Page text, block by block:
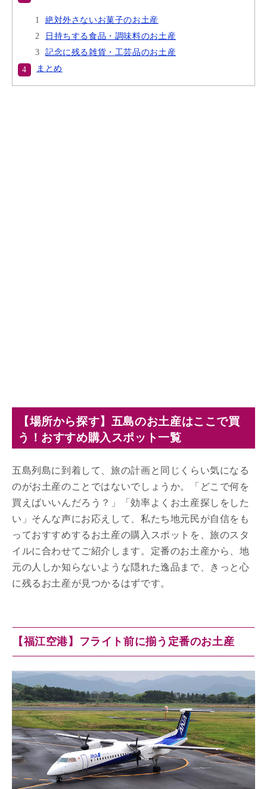
絶対外さないお菓子のお土産
日持ちする食品・調味料のお土産
記念に残る雑貨・工芸品のお土産
まとめ
【場所から探す】五島のお土産はここで買
う！おすすめ購入スポット一覧
五島列島に到着して、旅の計画と同じくらい気になる
のがお土産のことではないでしょうか。「どこで何を
買えばいいんだろう？」「効率よくお土産探しをした
い」そんな声にお応えして、私たち地元民が自信をも
っておすすめするお土産の購入スポットを、旅のスタ
イルに合わせてご紹介します。定番のお土産から、地
元の人しか知らないような隠れた逸品まで、きっと心
に残るお土産が見つかるはずです。
【福江空港】フライト前に揃う定番のお土産